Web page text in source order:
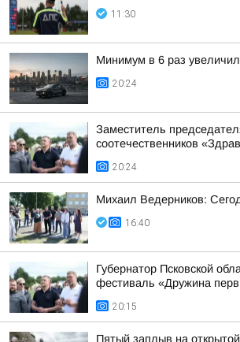
11:30
Минимум в 6 раз
20:24
Заместитель
соотечественников
20:24
Михаил Ведерников:
16:40
Губернатор Псковской
фестиваль «Дружина
20:15
Пятый заплыв на